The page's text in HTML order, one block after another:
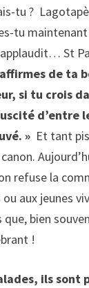
tu ?
tu maintenant
St
de ta
si tu crois
d’entre
» Et tant
refuse la
aux jeunes
que, bien
!
ils sont